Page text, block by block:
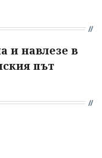
и навлезе в
път